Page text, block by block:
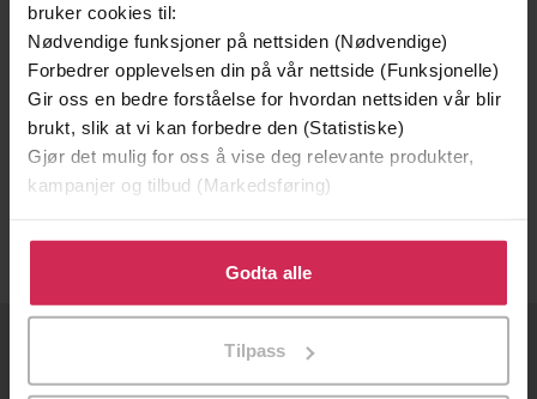
bruker cookies til:
Nødvendige funksjoner på nettsiden (Nødvendige)
Forbedrer opplevelsen din på vår nettside (Funksjonelle)
Gir oss en bedre forståelse for hvordan nettsiden vår blir
brukt, slik at vi kan forbedre den (Statistiske)
Gjør det mulig for oss å vise deg relevante produkter,
kampanjer og tilbud (Markedsføring)
Klikk på «Godta alle» for å gi oss ditt samtykke til å
bruke cookies for alle disse formålene. Du kan også
tilpasse ditt samtykke til spesifikke formål ved å klikke
Godta alle
Tilpass
236,-
Once More We Saw Stars
Jayson Greene
236,-
Once More We Saw Stars